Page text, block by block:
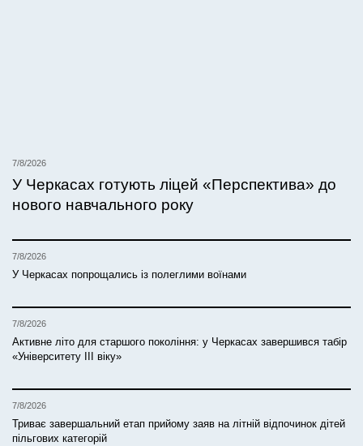
7/8/2026
У Черкасах готують ліцей «Перспектива» до
нового навчального року
7/8/2026
У Черкасах попрощались із полеглими воїнами
7/8/2026
Активне літо для старшого покоління: у Черкасах завершився табір
«Університету ІІІ віку»
7/8/2026
Триває завершальний етап прийому заяв на літній відпочинок дітей
пільгових категорій